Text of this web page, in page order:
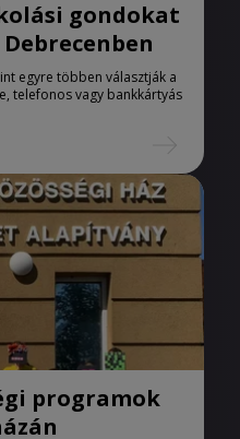
gondokat
egyre többen választják a
telefonos vagy bankkártyás
programok